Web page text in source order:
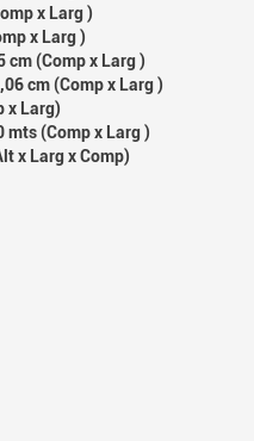
x Larg )
x Larg )
cm (Comp x Larg )
cm (Comp x Larg )
x Larg)
(Comp x Larg )
x Larg x Comp)